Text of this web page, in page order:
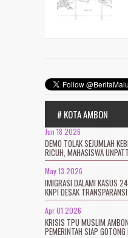
# KOTA AMBON
Jun 18 2026
DEMO TOLAK SEJUMLAH
RICUH, MAHASISWA
May 13 2026
IMIGRASI DALAMI KASUS
KNPI DESAK TRANSPARANSI
Apr 01 2026
KRISIS TPU MUSLIM
PEMERINTAH SIAP GOTONG